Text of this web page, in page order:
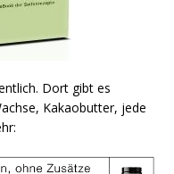
Dort gibt es
Kakaobutter, jede